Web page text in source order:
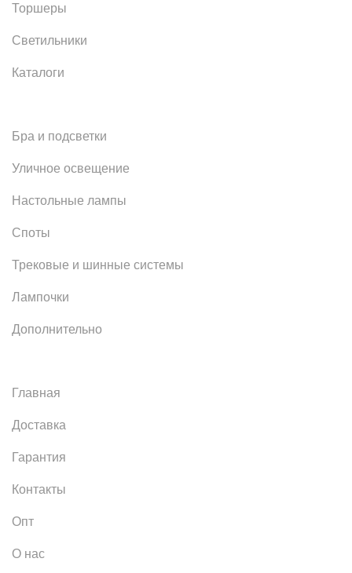
Торшеры
Светильники
Каталоги
Бра и подсветки
Уличное освещение
Настольные лампы
Споты
Трековые и шинные системы
Лампочки
Дополнительно
Главная
Доставка
Гарантия
Контакты
Опт
О нас